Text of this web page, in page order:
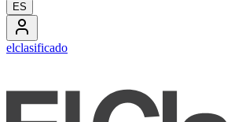
ES
elclasificado